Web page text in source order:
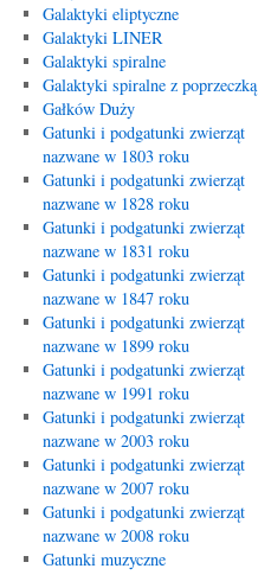
Galaktyki eliptyczne
Galaktyki LINER
Galaktyki spiralne
Galaktyki spiralne z poprzeczką
Gałków Duży
Gatunki i podgatunki zwierząt
nazwane w 1803 roku
Gatunki i podgatunki zwierząt
nazwane w 1828 roku
Gatunki i podgatunki zwierząt
nazwane w 1831 roku
Gatunki i podgatunki zwierząt
nazwane w 1847 roku
Gatunki i podgatunki zwierząt
nazwane w 1899 roku
Gatunki i podgatunki zwierząt
nazwane w 1991 roku
Gatunki i podgatunki zwierząt
nazwane w 2003 roku
Gatunki i podgatunki zwierząt
nazwane w 2007 roku
Gatunki i podgatunki zwierząt
nazwane w 2008 roku
Gatunki muzyczne